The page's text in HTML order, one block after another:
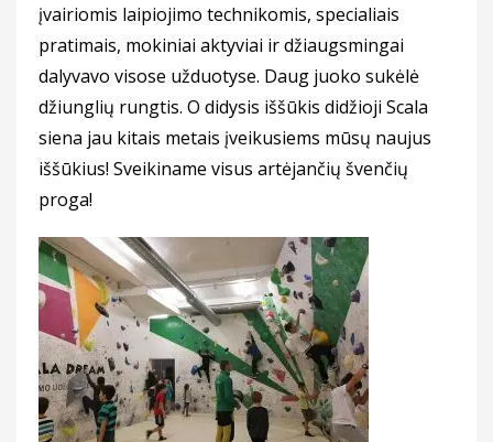
įvairiomis laipiojimo technikomis, specialiais
pratimais, mokiniai aktyviai ir džiaugsmingai
dalyvavo visose užduotyse. Daug juoko sukėlė
džiunglių rungtis. O didysis iššūkis didžioji Scala
siena jau kitais metais įveikusiems mūsų naujus
iššūkius! Sveikiname visus artėjančių švenčių
proga!